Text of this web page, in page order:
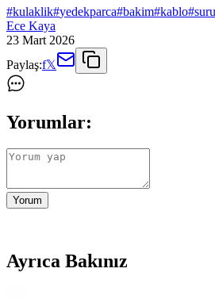
#kulaklik#yedekparca#bakim#kablo#
Ece Kaya
23 Mart 2026
Paylaş:f𝕏
Yorumlar:
Yorum
Ayrıca Bakınız